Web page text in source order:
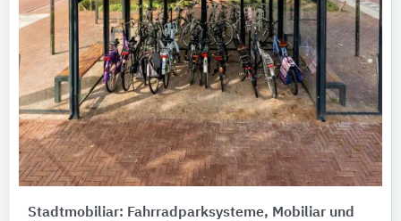
Stadtmobiliar: Fahrradparksysteme, Mobiliar und